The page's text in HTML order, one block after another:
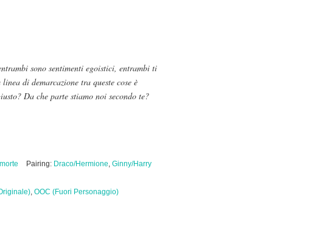
sono sentimenti egoistici, entrambi ti
di demarcazione tra queste cose è
Da che parte stiamo noi secondo te?
Pairing: Draco/Hermione, Ginny/Harry
, OOC (Fuori Personaggio)